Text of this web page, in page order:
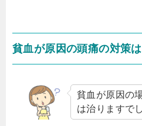
貧血が原因の頭痛の対策は
貧血が原因の
は治りますで